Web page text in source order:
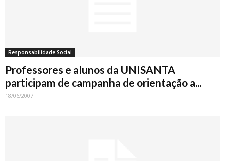
Responsabilidade Social
Professores e alunos da UNISANTA
participam de campanha de orientação a...
18/06/2007